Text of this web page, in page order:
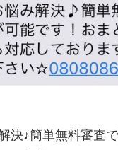
決♪簡単無料審査